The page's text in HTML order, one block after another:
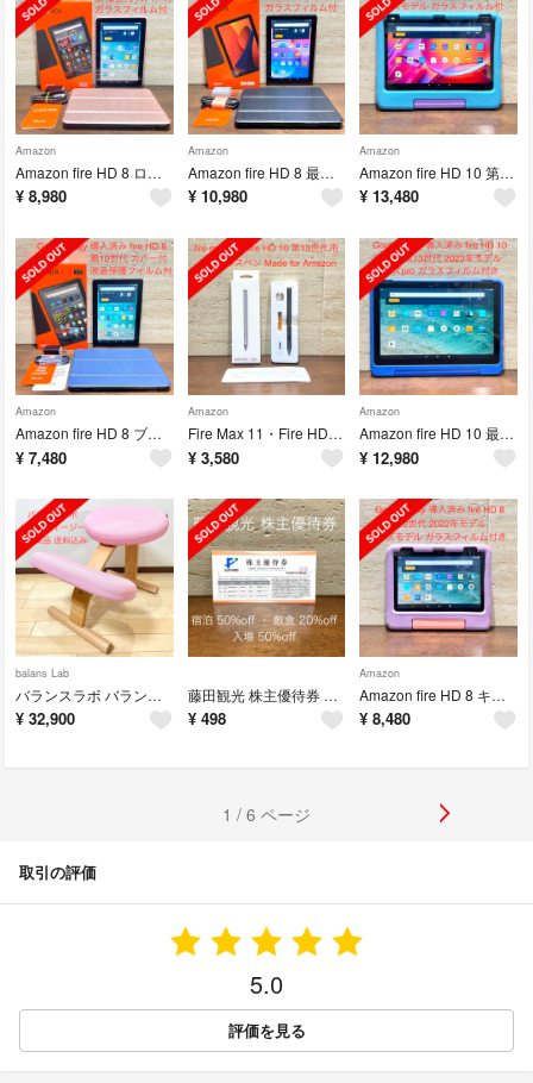
Amazon
Amazon fire HD 8 ローズ 第12世代 RG カバー付 中古美品
¥ 8,980
Amazon
Amazon fire HD 8 最新版 2024年モデル 黒 カバー付 中古品
¥ 10,980
Amazon
Amazon fire HD 10 第13世代 キッズモデル ブルー 中古品
¥ 13,480
Amazon
Amazon fire HD 8 ブラック 第10世代 青 カバー付
¥ 7,480
Amazon
Fire Max 11・Fire HD 10 第13世代用 スタイラスペン
¥ 3,580
Amazon
Amazon fire HD 10 最新版 キッズプロ ギャラクシー 中古品
¥ 12,980
balans Lab
バランスラボ バランスチェア バランスイージー 桜 ピンク 中古美品
¥ 32,900
藤田観光 株主優待券 箱根小涌園ユネッサン入場50%割引 ワシントンホテル
¥ 498
Amazon
Amazon fire HD 8 キッズモデル パープル 第12世代 中古品
¥ 8,480
1 / 6 ページ
取引の評価
5.0
評価を見る